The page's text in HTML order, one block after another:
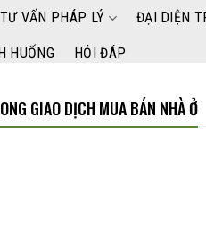
TƯ VẤN PHÁP LÝ ĐẠI DIỆN
HUỐNG HỎI ĐÁP
GIAO DỊCH MUA BÁN NHÀ Ở